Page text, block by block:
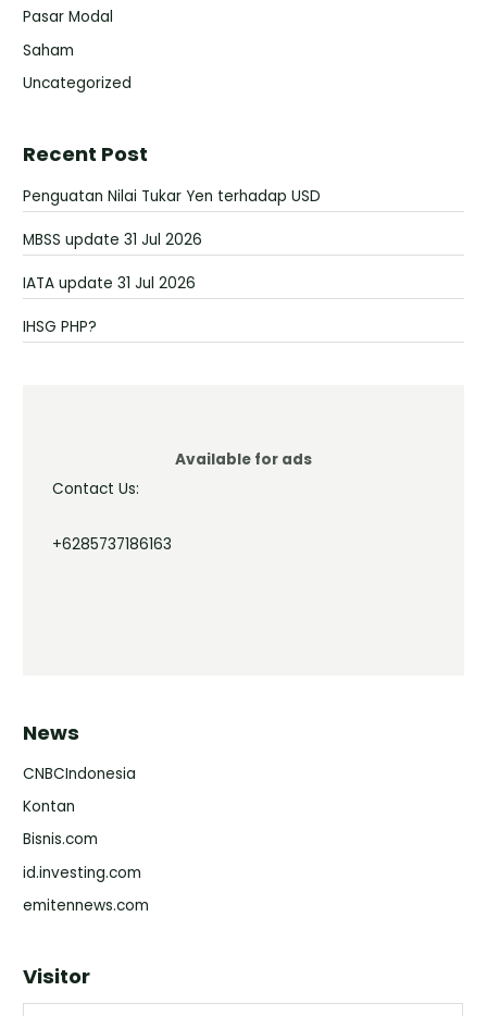
Pasar Modal
Saham
Uncategorized
Recent Post
Penguatan Nilai Tukar Yen terhadap USD
MBSS update 31 Jul 2026
IATA update 31 Jul 2026
IHSG PHP?
Available for ads
Contact Us:
+6285737186163
News
CNBCIndonesia
Kontan
Bisnis.com
id.investing.com
emitennews.com
Visitor